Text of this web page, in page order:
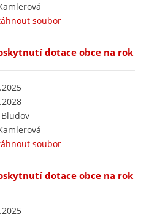
soubor
dotace obce na rok
soubor
dotace obce na rok